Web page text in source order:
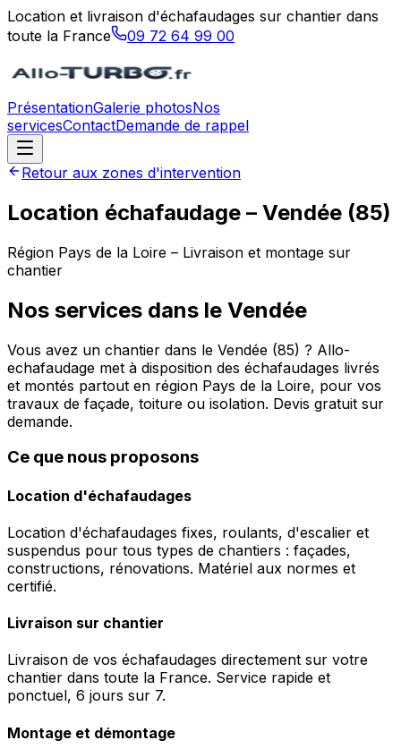
Location et livraison d'échafaudages sur chantier dans
toute la France
09 72 64 99 00
PrésentationGalerie photosNos
servicesContactDemande de rappel
Retour aux zones d'intervention
Location échafaudage – Vendée (85)
Région Pays de la Loire – Livraison et montage sur
chantier
Nos services dans le Vendée
Vous avez un chantier dans le Vendée (85) ? Allo-
echafaudage met à disposition des échafaudages livrés
et montés partout en région Pays de la Loire, pour vos
travaux de façade, toiture ou isolation. Devis gratuit sur
demande.
Ce que nous proposons
Location d'échafaudages
Location d'échafaudages fixes, roulants, d'escalier et
suspendus pour tous types de chantiers : façades,
constructions, rénovations. Matériel aux normes et
certifié.
Livraison sur chantier
Livraison de vos échafaudages directement sur votre
chantier dans toute la France. Service rapide et
ponctuel, 6 jours sur 7.
Montage et démontage